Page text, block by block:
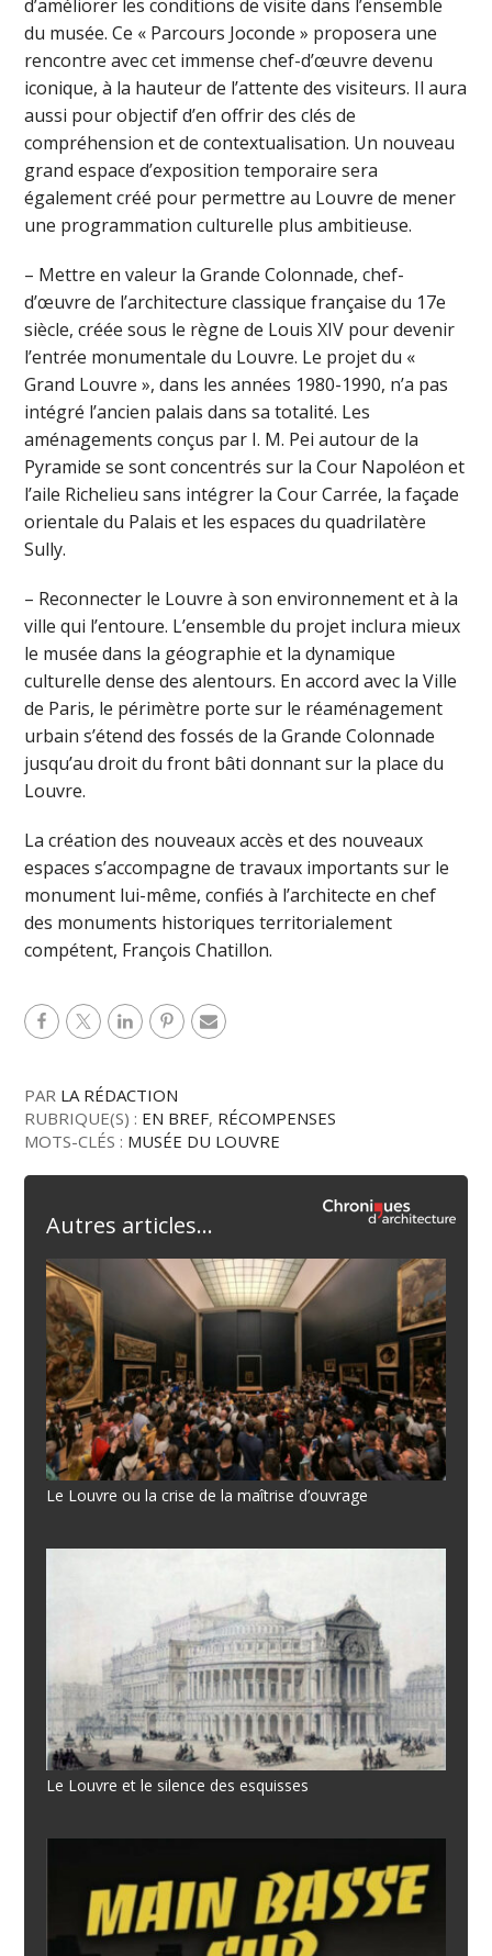
d’améliorer les conditions de visite dans l’ensemble
du musée. Ce « Parcours Joconde » proposera une
rencontre avec cet immense chef-d’œuvre devenu
iconique, à la hauteur de l’attente des visiteurs. Il aura
aussi pour objectif d’en offrir des clés de
compréhension et de contextualisation. Un nouveau
grand espace d’exposition temporaire sera
également créé pour permettre au Louvre de mener
une programmation culturelle plus ambitieuse.
– Mettre en valeur la Grande Colonnade, chef-
d’œuvre de l’architecture classique française du 17e
siècle, créée sous le règne de Louis XIV pour devenir
l’entrée monumentale du Louvre. Le projet du «
Grand Louvre », dans les années 1980-1990, n’a pas
intégré l’ancien palais dans sa totalité. Les
aménagements conçus par I. M. Pei autour de la
Pyramide se sont concentrés sur la Cour Napoléon et
l’aile Richelieu sans intégrer la Cour Carrée, la façade
orientale du Palais et les espaces du quadrilatère
Sully.
– Reconnecter le Louvre à son environnement et à la
ville qui l’entoure. L’ensemble du projet inclura mieux
le musée dans la géographie et la dynamique
culturelle dense des alentours. En accord avec la Ville
de Paris, le périmètre porte sur le réaménagement
urbain s’étend des fossés de la Grande Colonnade
jusqu’au droit du front bâti donnant sur la place du
Louvre.
La création des nouveaux accès et des nouveaux
espaces s’accompagne de travaux importants sur le
monument lui-même, confiés à l’architecte en chef
des monuments historiques territorialement
compétent, François Chatillon.
PAR LA RÉDACTION
RUBRIQUE(S) : EN BREF, RÉCOMPENSES
MOTS-CLÉS : MUSÉE DU LOUVRE
Autres articles...
Le Louvre ou la crise de la maîtrise d’ouvrage
Le Louvre et le silence des esquisses